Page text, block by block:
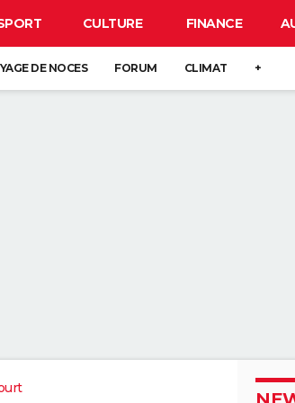
CULTURE FINANCE
DE NOCES FORUM CLIMAT +